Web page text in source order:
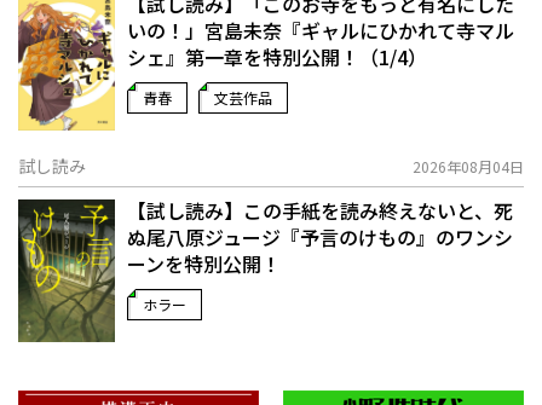
いの！」宮島未奈『ギャルにひかれて寺マル
シェ』第一章を特別公開！（1/4）
青春 文芸作品
試し読み 2026年08月04日
【試し読み】この手紙を読み終えないと、死
ぬ――尾八原ジュージ『予言のけもの』のワンシ
ーンを特別公開！
ホラー